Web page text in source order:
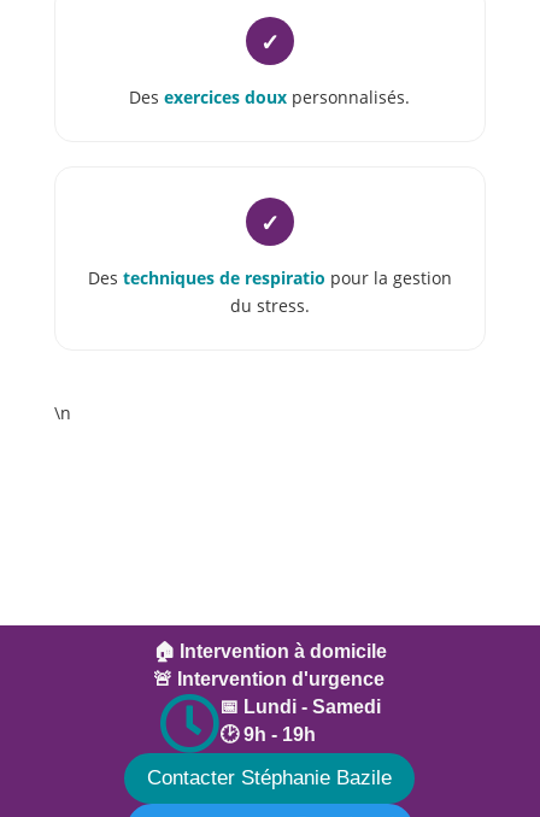
✓
Desexercices doux personnalisés.
✓
Des techniques de respiratio pour la gestion
du stress.
\n
🏠 Intervention à domicile
🚨 Intervention d'urgence
📅 Lundi - Samedi
🕑 9h - 19h
Contacter Stéphanie Bazile